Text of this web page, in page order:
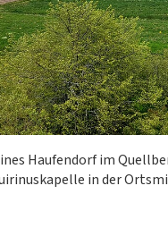
Haufendorf im
in der